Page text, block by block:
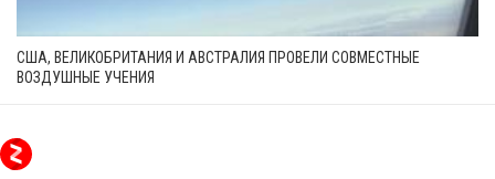
США, ВЕЛИКОБРИТАНИЯ И АВСТРАЛИЯ ПРОВЕЛИ СОВМЕСТНЫЕ
ВОЗДУШНЫЕ УЧЕНИЯ